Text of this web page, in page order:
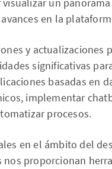
en la
y actualizaciones
significativas
basadas en
implementar
procesos.
en el ámbito del
nos proporcionan